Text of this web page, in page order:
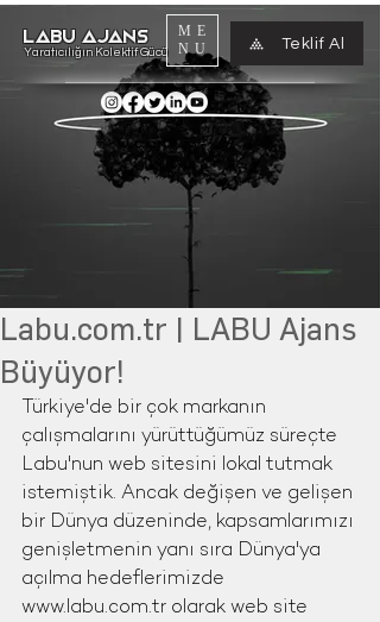
ME
NU
Teklif Al
LABU AJANS
Yaratıcılığın Kolektif Gücü
Labu.com.tr | LABU Ajans
Büyüyor!
Türkiye'de bir çok markanın
çalışmalarını yürüttüğümüz süreçte
Labu'nun web sitesini lokal tutmak
istemiştik. Ancak değişen ve gelişen
bir Dünya düzeninde, kapsamlarımızı
genişletmenin yanı sıra Dünya'ya
açılma hedeflerimizde
www.labu.com.tr olarak web site